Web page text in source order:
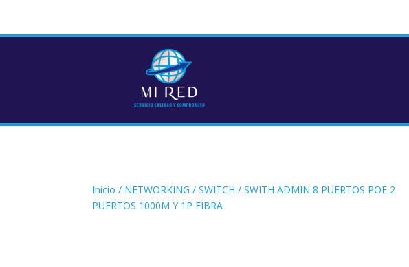
Inicio / NETWORKING /SWITCH / SWITH ADMIN 8 PUERTOS POE 2
PUERTOS 1000M Y 1P FIBRA